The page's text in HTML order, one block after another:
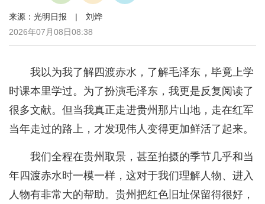
来源：光明日报 | 刘烨
2026年07月08日08:38
我以为我了解四渡赤水，了解毛泽东，毕竟上学
时课本里学过。为了扮演毛泽东，我更是反复阅读了
很多文献。但当我真正走进贵州那片山地，走在红军
当年走过的路上，才发现伟人变得更加鲜活了起来。
我们全程在贵州取景，甚至拍摄的季节几乎和当
年四渡赤水时一模一样，这对于我们理解人物、进入
人物有非常大的帮助。贵州把红色旧址保留得很好，